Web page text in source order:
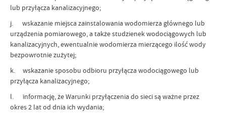
lub przyłącza kanalizacyjnego;
j. wskazanie miejsca zainstalowania wodomierza głównego lub
urządzenia pomiarowego, a także studzienek wodociągowych lub
kanalizacyjnych, ewentualnie wodomierza mierzącego ilość wody
bezpowrotnie zużytej;
k. wskazanie sposobu odbioru przyłącza wodociągowego lub
przyłącza kanalizacyjnego;
l. informację, że Warunki przyłączenia do sieci są ważne przez
okres 2 lat od dnia ich wydania;